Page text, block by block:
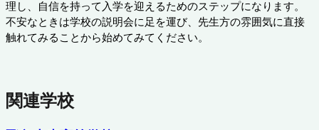
理し、自信を持って入学を迎えるためのステップになります。
不安なときは学校の説明会に足を運び、先生方の雰囲気に直接
触れてみることから始めてみてください。
関連学校